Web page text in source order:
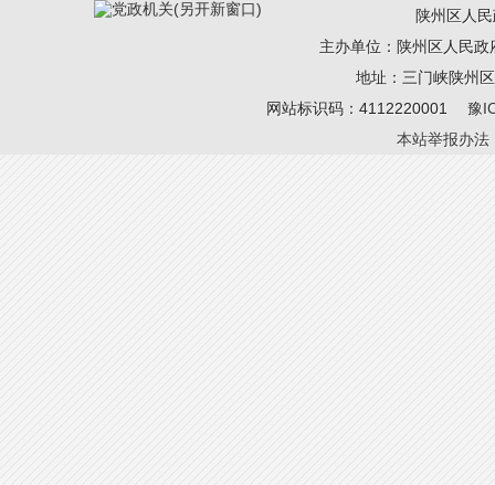
陕州区人
主办单位：陕州区人民
地址：三门峡陕州
网站标识码：4112220001 豫
本站举报办法